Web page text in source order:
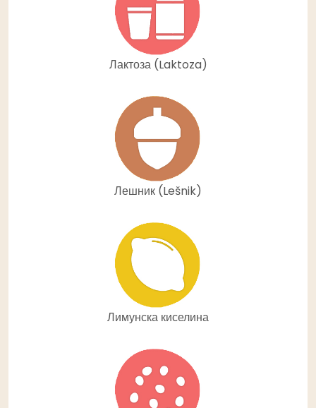
Лактоза (Laktoza)
Лешник (Lešnik)
Лимунска киселина